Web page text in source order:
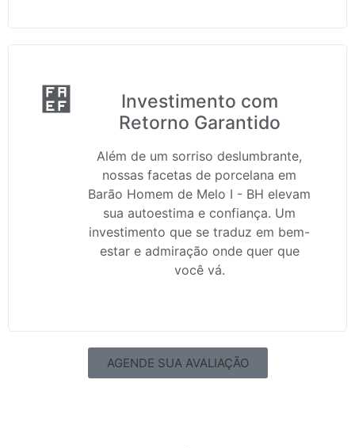
Investimento com
Retorno Garantido
Além de um sorriso deslumbrante,
nossas facetas de porcelana em
Barão Homem de Melo I - BH elevam
sua autoestima e confiança. Um
investimento que se traduz em bem-
estar e admiração onde quer que
você vá.
AGENDE SUA AVALIAÇÃO